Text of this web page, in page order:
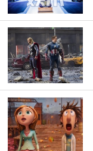
颧骨。